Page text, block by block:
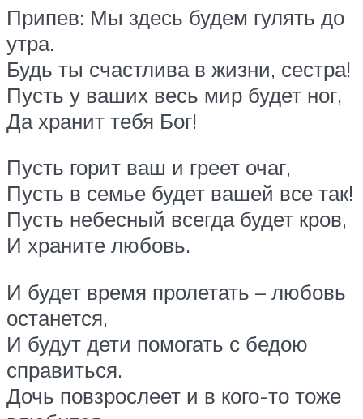
Припев: Мы здесь будем гулять до
утра.
Будь ты счастлива в жизни, сестра!
Пусть у ваших весь мир будет ног,
Да хранит тебя Бог!
Пусть горит ваш и греет очаг,
Пусть в семье будет вашей все так!
Пусть небесный всегда будет кров,
И храните любовь.
И будет время пролетать – любовь
останется,
И будут дети помогать с бедою
справиться.
Дочь повзрослеет и в кого-то тоже